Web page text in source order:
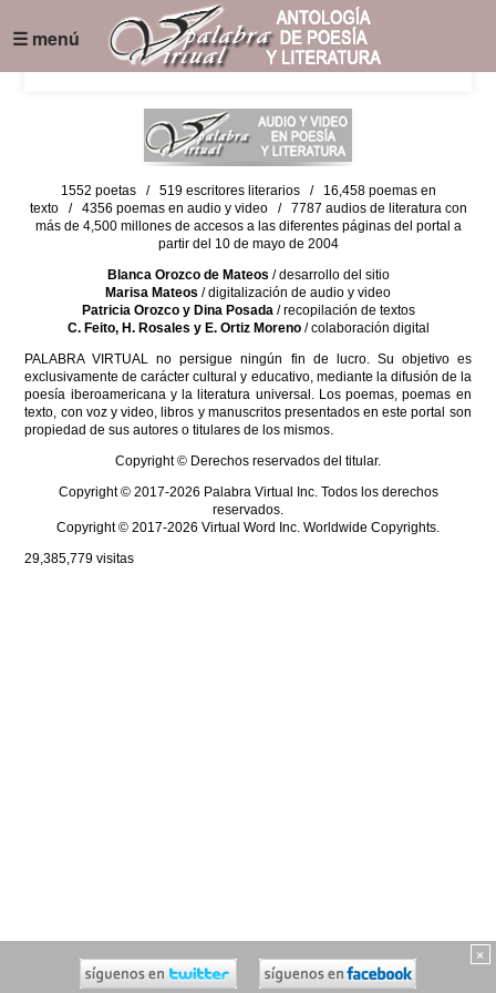
☰ menú
×
1552 poetas / 519 escritores literarios / 16,458 poemas en
texto / 4356 poemas en audio y video / 7787 audios de literatura con
más de 4,500 millones de accesos a las diferentes páginas del portal a
partir del 10 de mayo de 2004
Blanca Orozco de Mateos / desarrollo del sitio
Marisa Mateos / digitalización de audio y video
Patricia Orozco y Dina Posada/ recopilación de textos
C. Feito, H. Rosales y E. Ortiz Moreno/ colaboración digital
PALABRA VIRTUAL no persigue ningún fin de lucro. Su objetivo es
exclusivamente de carácter cultural y educativo, mediante la difusión de la
poesía iberoamericana y la literatura universal. Los poemas, poemas en
texto, con voz y video, libros y manuscritos presentados en este portal son
propiedad de sus autores o titulares de los mismos.
Copyright © Derechos reservados del titular.
Copyright © 2017-2026 Palabra Virtual Inc. Todos los derechos
reservados.
Copyright © 2017-2026 Virtual Word Inc. Worldwide Copyrights.
29,385,779 visitas